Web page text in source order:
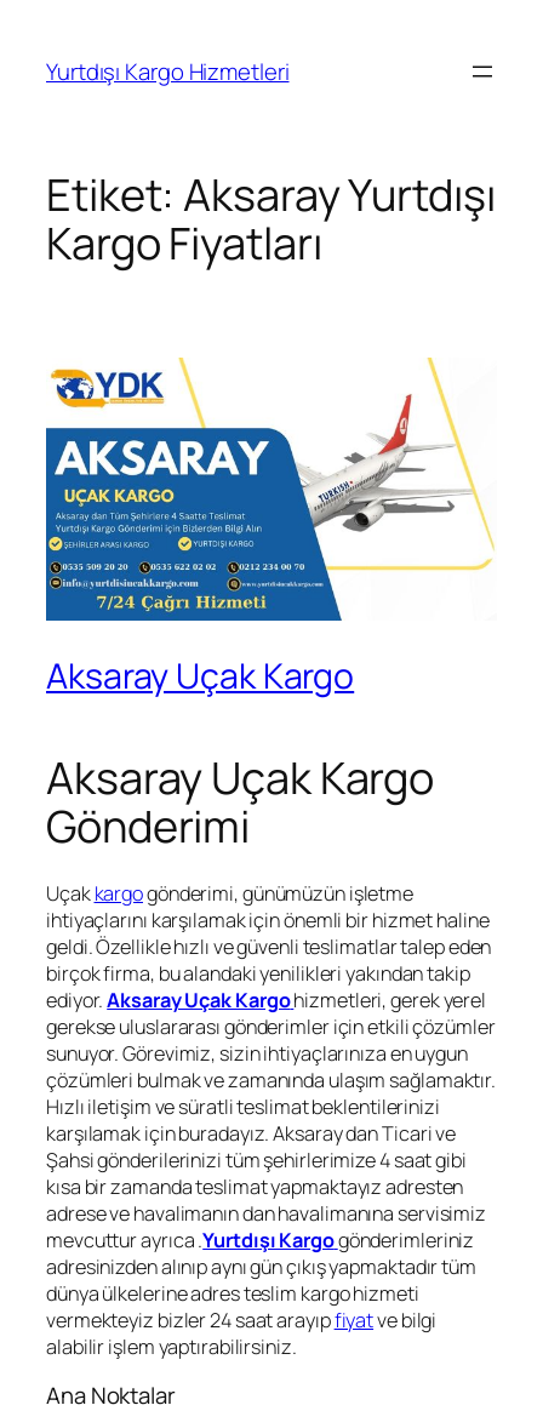
Yurtdışı Kargo Hizmetleri
Etiket:Aksaray Yurtdışı
Kargo Fiyatları
Aksaray Uçak Kargo
Aksaray Uçak Kargo
Gönderimi
Uçakkargogönderimi, günümüzün işletme
ihtiyaçlarını karşılamak için önemli bir hizmet haline
geldi. Özellikle hızlı ve güvenli teslimatlar talep eden
birçok firma, bu alandaki yenilikleri yakından takip
ediyor.Aksaray Uçak Kargohizmetleri, gerek yerel
gerekse uluslararası gönderimler için etkili çözümler
sunuyor. Görevimiz, sizin ihtiyaçlarınıza en uygun
çözümleri bulmak ve zamanında ulaşım sağlamaktır.
Hızlı iletişim ve süratli teslimat beklentilerinizi
karşılamak için buradayız. Aksaray dan Ticari ve
Şahsi gönderilerinizi tüm şehirlerimize 4 saat gibi
kısa bir zamanda teslimat yapmaktayız adresten
adrese ve havalimanın dan havalimanına servisimiz
mevcuttur ayrıca .Yurtdışı Kargogönderimleriniz
adresinizden alınıp aynı gün çıkış yapmaktadır tüm
dünya ülkelerine adres teslim kargo hizmeti
vermekteyiz bizler 24 saat arayıpfiyatve bilgi
alabilir işlem yaptırabilirsiniz.
Ana Noktalar